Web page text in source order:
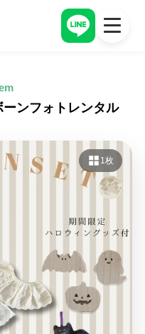
流れ
いて
覧
れ
て
問
ンフォトレンタル
1枚